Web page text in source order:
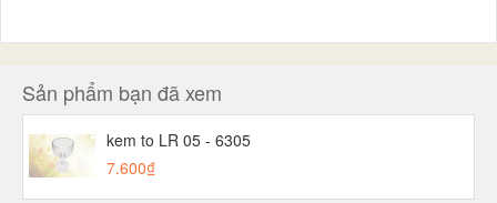
Sản phẩm bạn đã xem
kem to LR 05 - 6305
7.600₫